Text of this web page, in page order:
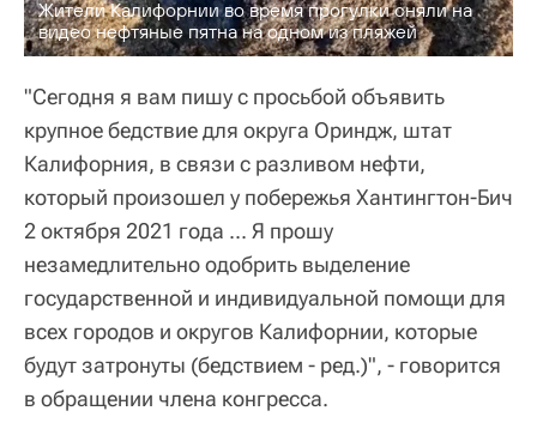
Жители Калифорнии во время прогулки сняли на
видео нефтяные пятна на одном из пляжей
"Сегодня я вам пишу с просьбой объявить
крупное бедствие для округа Ориндж, штат
Калифорния, в связи с разливом нефти,
который произошел у побережья Хантингтон-Бич
2 октября 2021 года ... Я прошу
незамедлительно одобрить выделение
государственной и индивидуальной помощи для
всех городов и округов Калифорнии, которые
будут затронуты (бедствием - ред.)", - говорится
в обращении члена конгресса.